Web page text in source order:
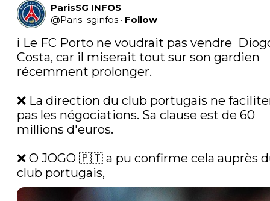
ParisSG INFOS
@Paris_sginfos · Follow
ℹ️ Le FC Porto ne voudrait pas vendre
Costa, car il miserait tout sur son gardien
récemment prolonger.
❌ La direction du club portugais ne
pas les négociations. Sa clause est de 60
millions d'euros.
❌ O JOGO 🇵🇹 a pu confirme cela auprès
club portugais,